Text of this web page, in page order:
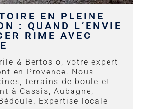
EN PLEINE
: QUAND L’ENVIE
RIME AVEC
& Bertosio, votre expert
en Provence. Nous
terrains de boule et
à Cassis, Aubagne,
Expertise locale